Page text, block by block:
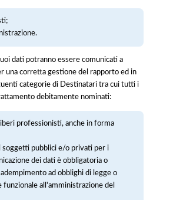
dati potranno essere comunicati a
una corretta gestione del rapporto ed in
categorie di Destinatari tra cui tutti i
debitamente nominati:
professionisti, anche in forma
soggetti pubblici e/o privati per i
dei dati è obbligatoria o
adempimento ad obblighi di legge o
funzionale all'amministrazione del